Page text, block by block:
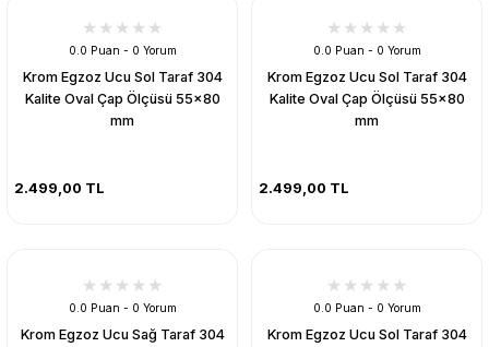
0.0 Puan - 0 Yorum
Krom Egzoz Ucu Sol Taraf 304
Kalite Oval Çap Ölçüsü 55x80
mm
2.499,00 TL
0.0 Puan - 0 Yorum
Krom Egzoz Ucu Sol Taraf 304
Kalite Oval Çap Ölçüsü 55x80
mm
2.499,00 TL
0.0 Puan - 0 Yorum
Krom Egzoz Ucu Sağ Taraf 304
0.0 Puan - 0 Yorum
Krom Egzoz Ucu Sol Taraf 304